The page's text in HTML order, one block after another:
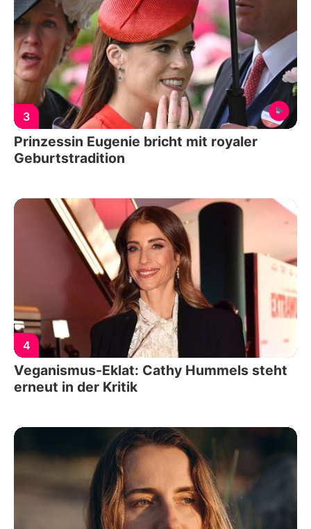
3
Prinzessin Eugenie bricht mit royaler
Geburtstradition
4
Veganismus-Eklat: Cathy Hummels steht
erneut in der Kritik